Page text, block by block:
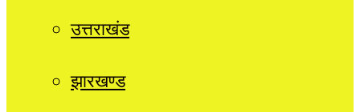
उत्तराखंड
झारखण्ड